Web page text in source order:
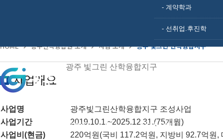
- 계약학과
- 선취업.후진학
광주산학융합원 소개 산학융합프로그램
HOME 광주산학융합원 소개 사업 소개 광주 빛그린 산학융합지구
광주 빛그린 산학융합지구
사업개요
사업명
광주빛그린산학융합지구 조성사업
사업기간
2019.10.1.~2025.12.31.(75개월)
사업비(현금)
220억원(국비 117.2억원, 지방비 92.7억원,